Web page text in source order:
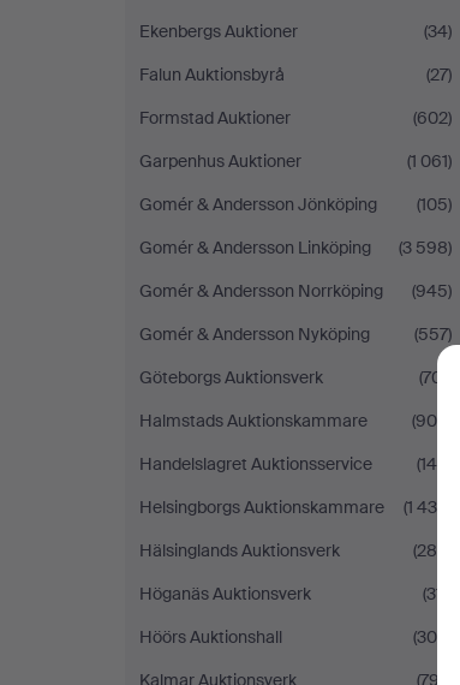
Ekenbergs Auktioner
(34)
Falun Auktionsbyrå
(27)
Formstad Auktioner
(602)
Garpenhus Auktioner
(1 061)
Gomér & Andersson Jönköping
(105)
Gomér & Andersson Linköping
(3 598)
Gomér & Andersson Norrköping
(945)
Gomér & Andersson Nyköping
(557)
Göteborgs Auktionsverk
(701)
Halmstads Auktionskammare
(905)
Handelslagret Auktionsservice
(140)
Helsingborgs Auktionskammare
(1 436)
Hälsinglands Auktionsverk
(285)
Höganäs Auktionsverk
(311)
Höörs Auktionshall
(304)
Kalmar Auktionsverk
(797)